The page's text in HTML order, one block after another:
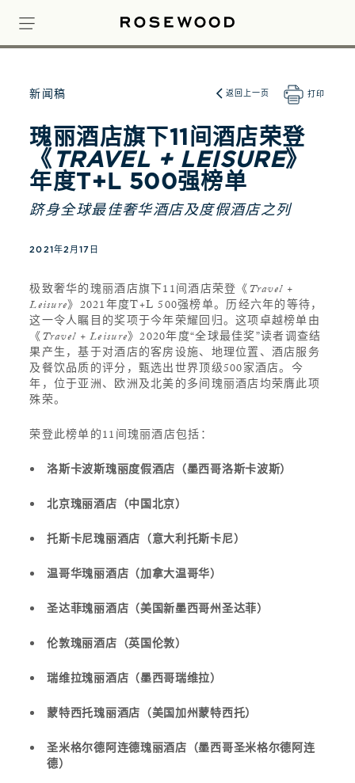
新闻稿 返回上一页 打印
瑰丽酒店旗下11间酒店荣登
《 TRAVEL + LEISURE》
年度T+L 500强榜单
跻身全球最佳奢华酒店及度假酒店之列
2021年2月17日
极致奢华的瑰丽酒店旗下11间酒店荣登《Travel +
Leisure》2021年度T+L 500强榜单。历经六年的等待，
这一令人瞩目的奖项于今年荣耀回归。这项卓越榜单由
《Travel + Leisure》2020年度“全球最佳奖”读者调查结
果产生，基于对酒店的客房设施、地理位置、酒店服务
及餐饮品质的评分，甄选出世界顶级500家酒店。今
年，位于亚洲、欧洲及北美的多间瑰丽酒店均荣膺此项
殊荣。
荣登此榜单的11间瑰丽酒店包括：
洛斯卡波斯瑰丽度假酒店（墨西哥洛斯卡波斯）
北京瑰丽酒店（中国北京）
托斯卡尼瑰丽酒店（意大利托斯卡尼）
温哥华瑰丽酒店（加拿大温哥华）
圣达菲瑰丽酒店（美国新墨西哥州圣达菲）
伦敦瑰丽酒店（英国伦敦）
瑞维拉瑰丽酒店（墨西哥瑞维拉）
蒙特西托瑰丽酒店（美国加州蒙特西托）
圣米格尔德阿连德瑰丽酒店（墨西哥圣米格尔德阿连
德）